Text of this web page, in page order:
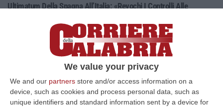
We value your privacy
We and our partners store and/or access information on a
device, such as cookies and process personal data, such as
unique identifiers and standard information sent by a device for
Ultimatum Della Spagna All’Italia: «Revochi I Controlli Alle
“Il governo spagnolo chiede all’Italia di revocare entro domenica 9 agosto
i controlli alle frontiere reintrodotti il primo agosto, dopo la…
07 Agosto, 15:38
E Passa Ai Domiciliari
“CATANZARO Lascia il carcere e passa agli arresti domiciliari Giuseppe